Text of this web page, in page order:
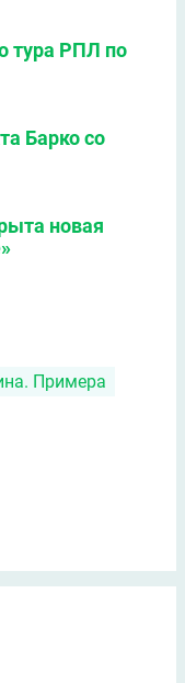
тура РПЛ по
Барко со
новая
Примера